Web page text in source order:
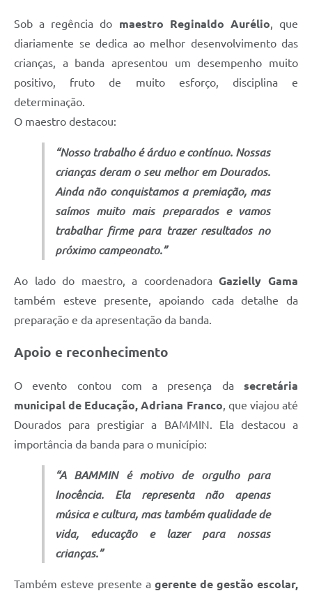
Sob a regência do maestro Reginaldo Aurélio, que
diariamente se dedica ao melhor desenvolvimento das
crianças, a banda apresentou um desempenho muito
positivo, fruto de muito esforço, disciplina e
determinação.
O maestro destacou:
“Nosso trabalho é árduo e contínuo. Nossas
crianças deram o seu melhor em Dourados.
Ainda não conquistamos a premiação, mas
saímos muito mais preparados e vamos
trabalhar firme para trazer resultados no
próximo campeonato.”
Ao lado do maestro, a coordenadoraGazielly Gama
também esteve presente, apoiando cada detalhe da
preparação e da apresentação da banda.
Apoio e reconhecimento
O evento contou com a presença da secretária
municipal de Educação, Adriana Franco, que viajou até
Dourados para prestigiar a BAMMIN. Ela destacou a
importância da banda para o município:
“A BAMMIN é motivo de orgulho para
Inocência. Ela representa não apenas
música e cultura, mas também qualidade de
vida, educação e lazer para nossas
crianças.”
Também esteve presente a gerente de gestão escolar,